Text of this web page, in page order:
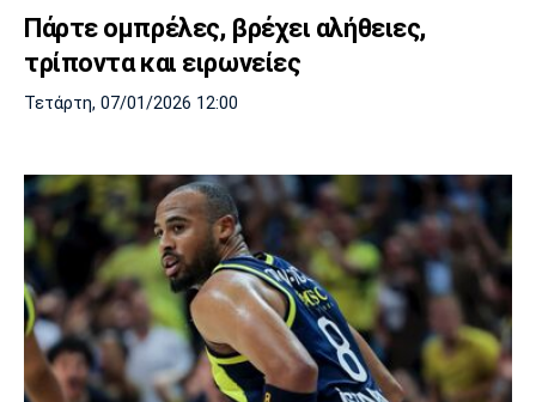
Πάρτε ομπρέλες, βρέχει αλήθειες,
τρίποντα και ειρωνείες
Τετάρτη, 07/01/2026 12:00